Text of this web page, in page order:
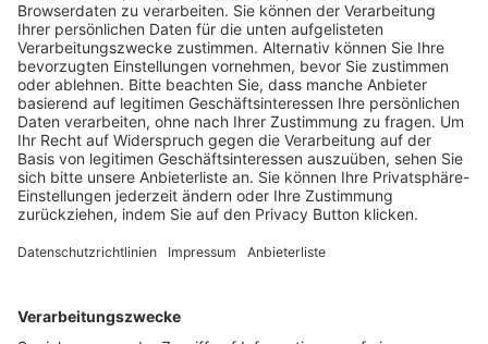
Trainerausbildung
Schulungsangebot Vereinsmitarbeiter
BFV-Geschäftsstellen
Trainerbörse
Login SpielPlus
FOLGE DEM BFV